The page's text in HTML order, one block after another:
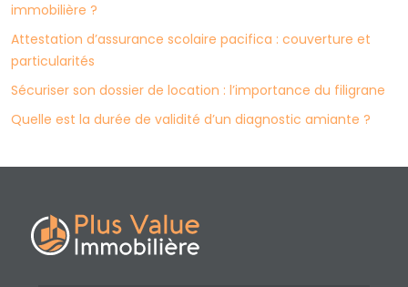
immobilière ?
Attestation d’assurance scolaire pacifica : couverture et
particularités
Sécuriser son dossier de location : l’importance du filigrane
Quelle est la durée de validité d’un diagnostic amiante ?